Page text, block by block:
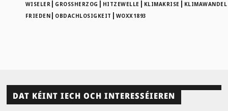
WISELER | GROSSHERZOG | HITZEWELLE | KLIMAKRISE | KLIMAWANDEL
FRIEDEN | OBDACHLOSIGKEIT | WOXX1893
DAT KÉINT IECH OCH INTERESSÉIEREN